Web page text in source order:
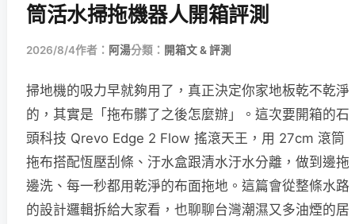
筒活水掃拖機器人開箱評測
2026/8/4作者： 阿湯分類： 開箱文 & 評測
掃地機的吸力早就夠用了，真正決定你家地板乾不乾淨
的，其實是「拖布髒了之後怎麼辦」。這次要開箱的石
頭科技 Qrevo Edge 2 Flow 搖滾天王，用 27cm 滾筒
拖布搭配恆壓刮條、汙水盒跟清水汙水分離，做到邊拖
邊洗、每一秒都用乾淨的布面拖地。這篇會從整條水路
的設計邏輯拆給大家看，也聊聊台灣潮濕又多油煙的居